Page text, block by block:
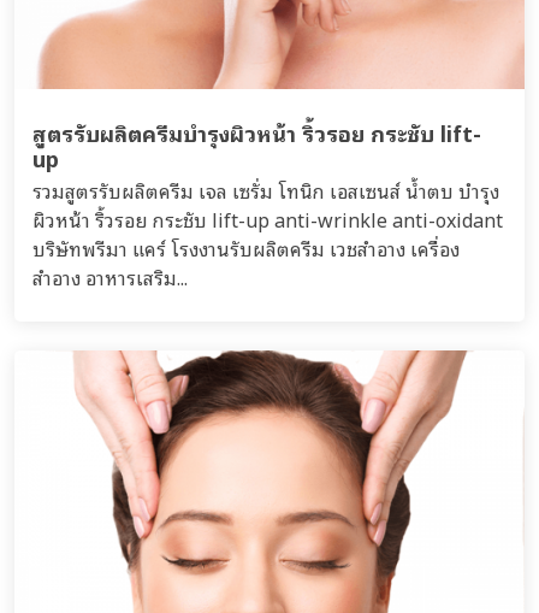
สูตรรับผลิตครีมบำรุงผิวหน้า ริ้วรอย กระชับ lift-
up
รวมสูตรรับผลิตครีม เจล เซรั่ม โทนิก เอสเซนส์ น้ำตบ บำรุง
ผิวหน้า ริ้วรอย กระชับ lift-up anti-wrinkle anti-oxidant
บริษัทพรีมา แคร์ โรงงานรับผลิตครีม เวชสำอาง เครื่อง
สำอาง อาหารเสริม...